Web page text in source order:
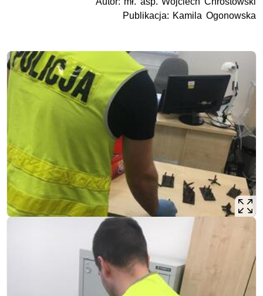
Publikacja: Kamila Ogonowska